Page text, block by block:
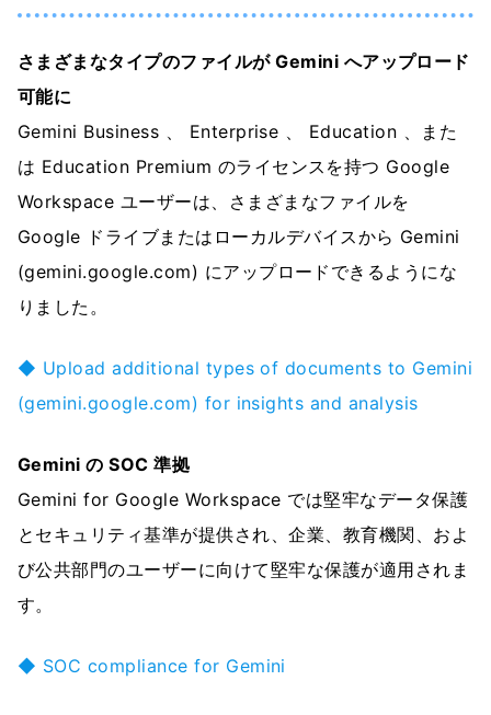
さまざまなタイプのファイルが Gemini へアップロード
可能に
Gemini Business 、 Enterprise 、 Education 、また
は Education Premium のライセンスを持つ Google
Workspace ユーザーは、さまざまなファイルを
Google ドライブまたはローカルデバイスから Gemini
(gemini.google.com) にアップロードできるようにな
りました。
◆ Upload additional types of documents to Gemini
(gemini.google.com) for insights and analysis
Gemini の SOC 準拠
Gemini for Google Workspace では堅牢なデータ保護
とセキュリティ基準が提供され、企業、教育機関、およ
び公共部門のユーザーに向けて堅牢な保護が適用されま
す。
◆ SOC compliance for Gemini